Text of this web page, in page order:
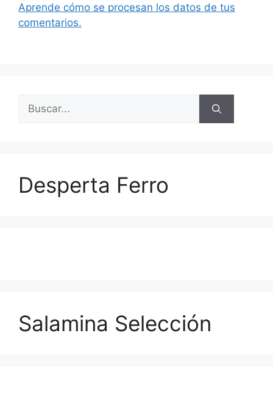
Aprende cómo se procesan los datos de tus
comentarios.
Buscar:
Desperta Ferro
Salamina Selección